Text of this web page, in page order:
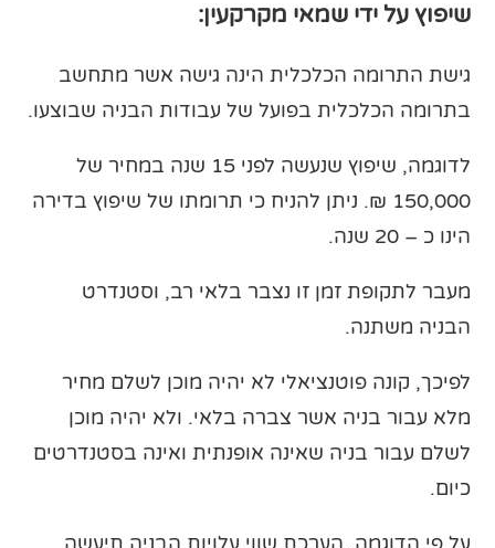
שיפוץ על ידי שמאי מקרקעין:
גישת התרומה הכלכלית הינה גישה אשר מתחשב
בתרומה הכלכלית בפועל של עבודות הבניה שבוצעו.
לדוגמה, שיפוץ שנעשה לפני 15 שנה במחיר של
150,000 ₪. ניתן להניח כי תרומתו של שיפוץ בדירה
הינו כ – 20 שנה.
מעבר לתקופת זמן זו נצבר בלאי רב, וסטנדרט
הבניה משתנה.
לפיכך, קונה פוטנציאלי לא יהיה מוכן לשלם מחיר
מלא עבור בניה אשר צברה בלאי. ולא יהיה מוכן
לשלם עבור בניה שאינה אופנתית ואינה בסטנדרטים
כיום.
על פי הדוגמה, הערכת שווי עלויות הבניה תיעשה